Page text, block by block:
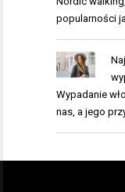
popularności
Wypadanie
nas, a jego